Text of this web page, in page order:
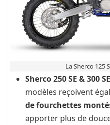
La Sherco 125
Sherco 250 SE & 300
modèles reçoivent
de fourchettes
apporter plus de